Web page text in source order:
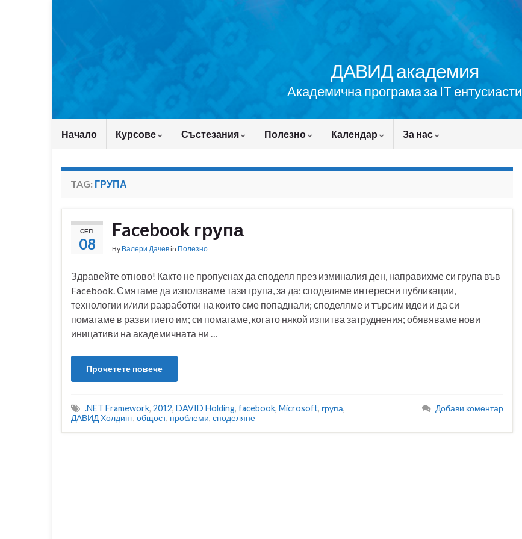
ДАВИД академия
Академична програма за IT ентусиасти
Начало Курсове Състезания Полезно Календар За нас
TAG: ГРУПА
СЕП.
08
Facebook група
By Валери Дачевin Полезно
Здравейте отново! Както не пропуснах да споделя през изминалия ден, направихме си група във
Facebook. Смятаме да използваме тази група, за да: споделяме интересни публикации,
технологии и/или разработки на които сме попаднали; споделяме и търсим идеи и да си
помагаме в развитието им; си помагаме, когато някой изпитва затруднения; обявяваме нови
иницативи на академичната ни …
Прочетете повече
.NET Framework, 2012, DAVID Holding, facebook, Microsoft, група,
ДАВИД Холдинг, общост, проблеми, споделяне
Добави коментар